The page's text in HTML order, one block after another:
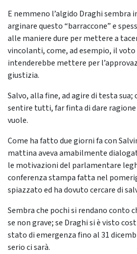
E nemmeno l’algido Draghi sembra
arginare questo “barraccone” e
alle maniere dure per mettere a
vincolanti, come, ad esempio, il voto
intenderebbe mettere per
giustizia.
Salvo, alla fine, ad agire di testa
sentire tutti, far finta di dare
vuole.
Come ha fatto due giorni fa con
mattina aveva amabilmente
le motivazioni del parlamentare
conferenza stampa fatta nel
spiazzato ed ha dovuto cercare di
Sembra che pochi si rendano conto
se non grave; se Draghi si è visto
stato di emergenza fino al 31
serio ci sarà.